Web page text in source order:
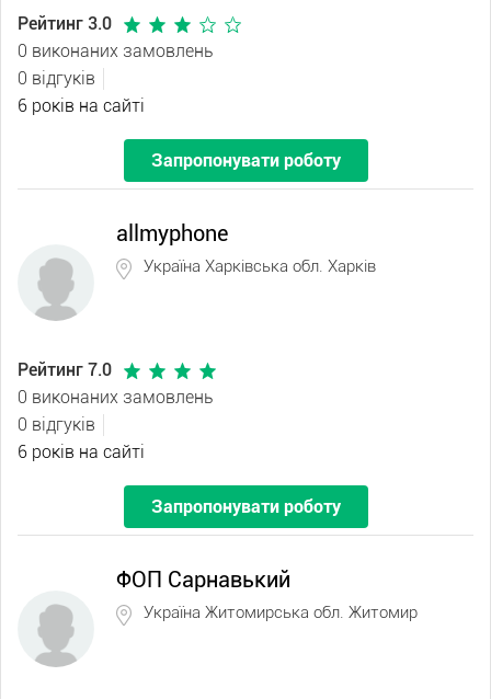
Рейтинг 3.0
0 виконаних замовлень
0 відгуків
6 років на сайті
Запропонувати роботу
allmyphone
Україна Харківська обл. Харків
Рейтинг 7.0
0 виконаних замовлень
0 відгуків
6 років на сайті
Запропонувати роботу
ФОП Сарнавький
Україна Житомирська обл. Житомир